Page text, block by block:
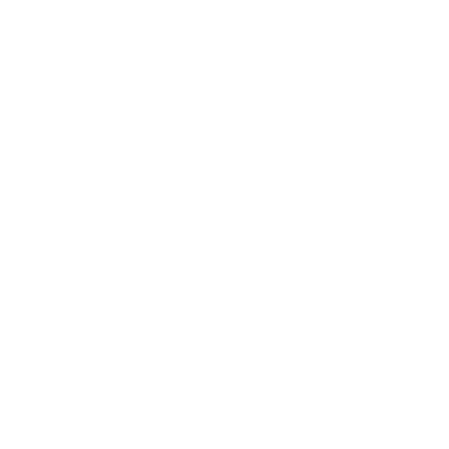
u hotelu, oddělená místní plážovou promenádou, silnicí. Lehátka a slunečníky na pláži za poplatek.
hotelu
klienty.
16+, Chill out terasa s barem, na pokoji kávovar a varná konvice. Late check out v případě volných pokojů (negarantovaná služba),